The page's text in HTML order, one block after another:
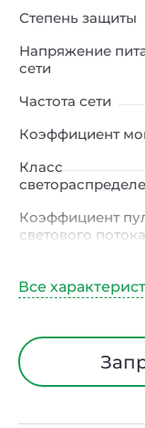
Степень защиты
Напряжение
сети
Частота сети
Коэффициент
Класс
Коэффициент
светового потока
Тип кривой силы
Угол